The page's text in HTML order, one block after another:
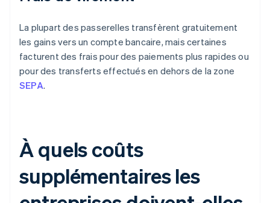
La plupart des passerelles transfèrent gratuitement
les gains vers un compte bancaire, mais certaines
facturent des frais pour des paiements plus rapides ou
pour des transferts effectués en dehors de la zone
SEPA.
À quels coûts
supplémentaires les